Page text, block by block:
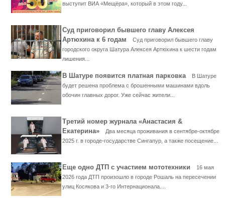
выступит ВИА «Мещёра», который в этом году...
Суд приговорил бывшего главу Алексея
Артюхина к 6 годам
Суд приговорил бывшего главу
городского округа Шатура Алексея Артюхина к шести годам
лишения...
В Шатуре появится платная парковка
В Шатуре
будет решена проблема с брошенными машинами вдоль
обочин главных дорог. Уже сейчас жители...
Третий номер журнала «Анастасия &
Екатерина»
Два месяца проживания в сентябре-октябре
2025 г. в городе-государстве Сингапур, а также посещение...
Еще одно ДТП с участием мототехники
16 мая
2026 года ДТП произошло в городе Рошаль на пересечении
улиц Косякова и 3-го Интернационала....